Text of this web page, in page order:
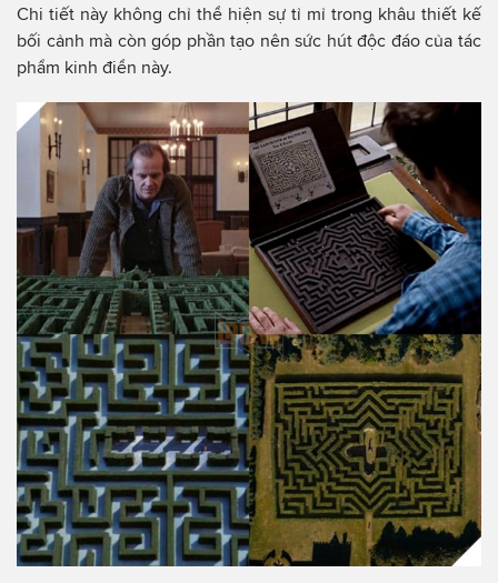
Chi tiết này không chỉ thể hiện sự tỉ mỉ trong khâu thiết kế
bối cảnh mà còn góp phần tạo nên sức hút độc đáo của tác
phẩm kinh điển này.